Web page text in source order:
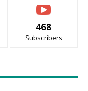
468
Subscribers